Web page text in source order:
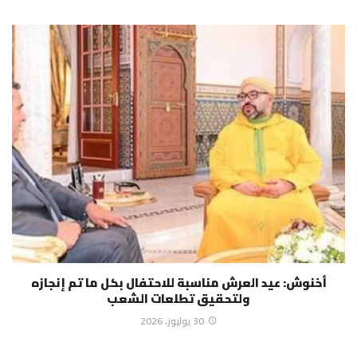
أخنوش: عيد العرش مناسبة للاحتفال بكل ما تم إنجازه
ولتحقيق تطلعات الشعب
30 يوليوز، 2026